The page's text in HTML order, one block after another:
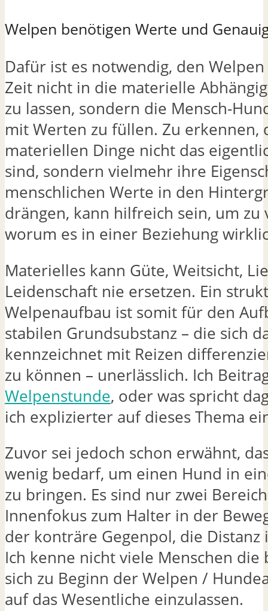
Welpen benötigen Werte und
Dafür ist es notwendig, den
Zeit nicht in die materielle
zu lassen, sondern die Mensch-
mit Werten zu füllen. Zu erkennen,
materiellen Dinge nicht das
sind, sondern vielmehr ihre
menschlichen Werte in den
drängen, kann hilfreich sein, um zu
worum es in einer Beziehung
Materielles kann Güte, Weitsicht,
Leidenschaft nie ersetzen. Ein
Welpenaufbau ist somit für den
stabilen Grundsubstanz – die sich
kennzeichnet mit Reizen
zu können – unerlässlich. Ich
Welpenstunde, oder was spricht
ich explizierter auf dieses Thema
Zuvor sei jedoch schon erwähnt,
wenig bedarf, um einen Hund in
zu bringen. Es sind nur zwei
Innenfokus zum Halter in der
der konträre Gegenpol, die Distanz
Ich kenne nicht viele Menschen die
sich zu Beginn der Welpen /
auf das Wesentliche einzulassen.